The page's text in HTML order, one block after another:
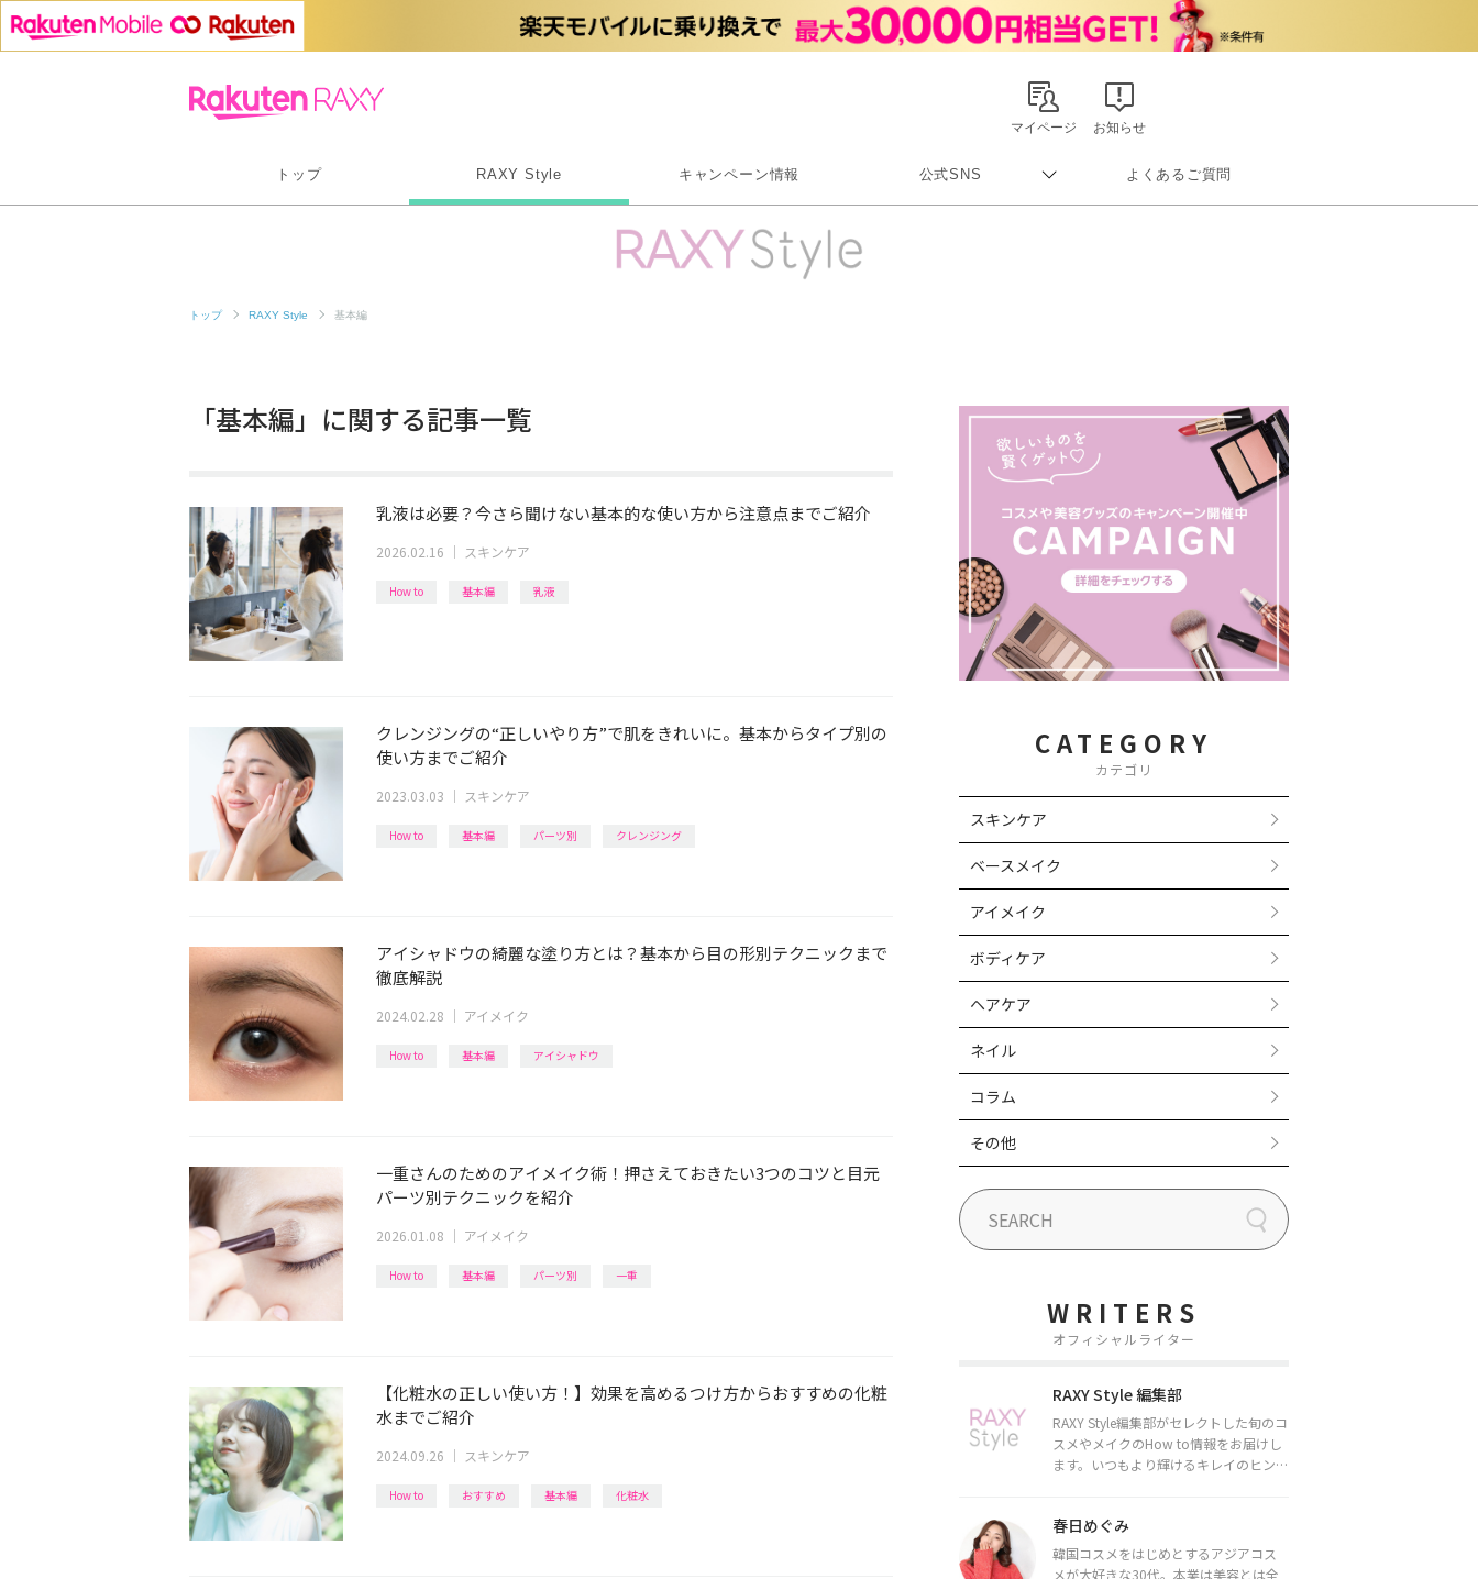
お知らせ
マイページ
トップ RAXY Style キャンペーン情報 公式SNS よくあるご質問
トップ RAXY Style 基本編
「基本編」に関する記事一覧
乳液は必要？今さら聞けない基本的な使い方から注意点までご紹介
2026.02.16 ｜ スキンケア
How to 基本編 乳液
クレンジングの“正しいやり方”で肌をきれいに。基本からタイプ別の
使い方までご紹介
2023.03.03 ｜ スキンケア
How to 基本編 パーツ別 クレンジング
アイシャドウの綺麗な塗り方とは？基本から目の形別テクニックまで
徹底解説
2024.02.28 ｜ アイメイク
How to 基本編 アイシャドウ
一重さんのためのアイメイク術！押さえておきたい3つのコツと目元
パーツ別テクニックを紹介
2026.01.08 ｜ アイメイク
How to 基本編 パーツ別 一重
【化粧水の正しい使い方！】効果を高めるつけ方からおすすめの化粧
水までご紹介
2024.09.26 ｜ スキンケア
How to おすすめ 基本編 化粧水
CATEGORY
カテゴリ
スキンケア
ベースメイク
アイメイク
ボディケア
ヘアケア
ネイル
コラム
その他
WRITERS
オフィシャルライター
RAXY Style 編集部
RAXY Style編集部がセレクトした旬のコ
スメやメイクのHow to情報をお届けし
ます。いつもより輝けるキレイのヒント
春日めぐみ
韓国コスメをはじめとするアジアコス
メが大好きな30代。本業は美容とは全